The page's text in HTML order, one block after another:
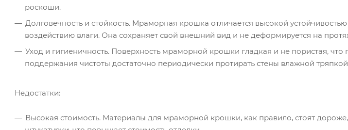
роскоши.
Долговечность и стойкость. Мраморная крошка отличается высокой
воздействию влаги. Она сохраняет свой внешний вид и не деформируется на
Уход и гигиеничность. Поверхность мраморной крошки гладкая и не пористая,
поддержания чистоты достаточно периодически протирать стены влажной
Недостатки:
Высокая стоимость. Материалы для мраморной крошки, как правило, стоят